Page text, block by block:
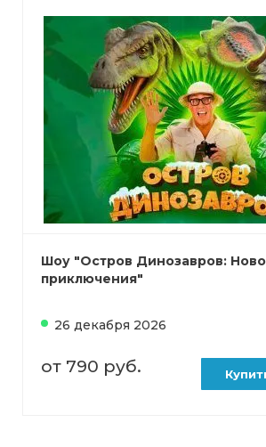
Шоу "Остров Динозавров:
приключения"
26 декабря 2026
от 790 руб.